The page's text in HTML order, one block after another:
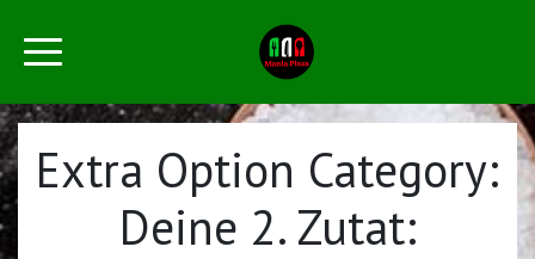
Extra Option Category:
Deine 2. Zutat: